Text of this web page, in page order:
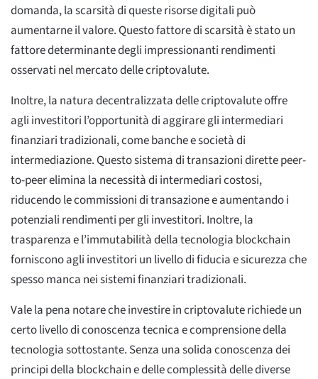
domanda, la scarsità di queste risorse digitali può
aumentarne il valore. Questo fattore di scarsità è stato un
fattore determinante degli impressionanti rendimenti
osservati nel mercato delle criptovalute.
Inoltre, la natura decentralizzata delle criptovalute offre
agli investitori l’opportunità di aggirare gli intermediari
finanziari tradizionali, come banche e società di
intermediazione. Questo sistema di transazioni dirette peer-
to-peer elimina la necessità di intermediari costosi,
riducendo le commissioni di transazione e aumentando i
potenziali rendimenti per gli investitori. Inoltre, la
trasparenza e l’immutabilità della tecnologia blockchain
forniscono agli investitori un livello di fiducia e sicurezza che
spesso manca nei sistemi finanziari tradizionali.
Vale la pena notare che investire in criptovalute richiede un
certo livello di conoscenza tecnica e comprensione della
tecnologia sottostante. Senza una solida conoscenza dei
principi della blockchain e delle complessità delle diverse